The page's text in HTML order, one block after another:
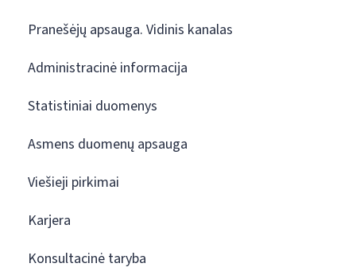
Pranešėjų apsauga. Vidinis kanalas
Administracinė informacija
Statistiniai duomenys
Asmens duomenų apsauga
Viešieji pirkimai
Karjera
Konsultacinė taryba